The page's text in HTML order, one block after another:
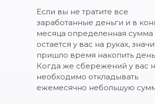
Если вы не тратите все
заработанные деньги и в
месяца определенная сумма
остается у вас на руках,
пришло время накопить
Когда же сбережений у вас
необходимо откладывать
ежемесячно небольшую